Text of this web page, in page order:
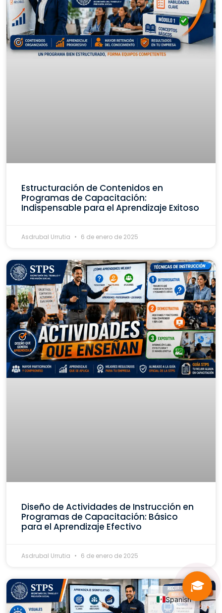
Estructuración de Contenidos en
Programas de Capacitación:
Indispensable para el Aprendizaje Exitoso
Asdrubal Urrutia 6 de enero de 2025
Diseño de Actividades de Instrucción en
Programas de Capacitación: Básico
para el Aprendizaje Efectivo
Asdrubal Urrutia 6 de enero de 2025
🎓
Spanish